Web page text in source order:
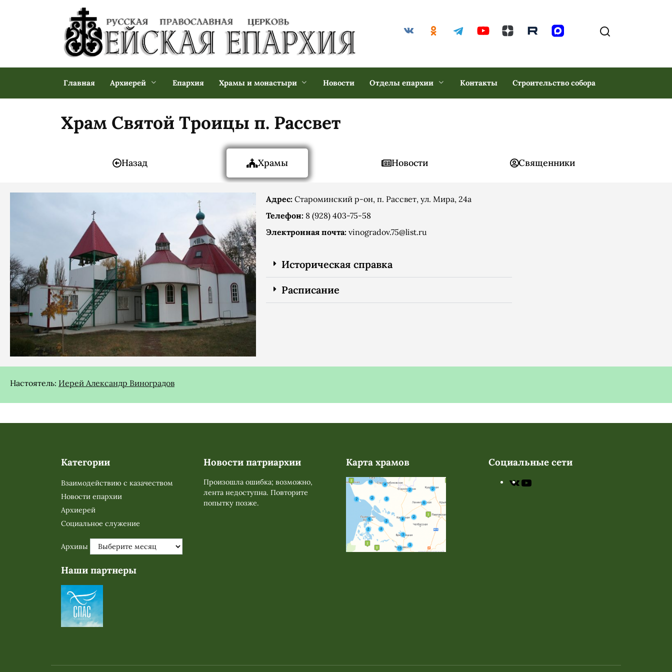
Главная Архиерей Епархия Храмы и монастыри Новости Отделы епархии Контакты Строительство собора
Храм Святой Троицы п. Рассвет
Назад Храмы Новости Священники
Адрес: Староминский р-он, п. Рассвет, ул. Мира, 24а
Телефон: 8 (928) 403-75-58
Электронная почта: vinogradov.75@list.ru
Историческая справка
Расписание
Настоятель: Иерей Александр Виноградов
Категории
Взаимодействию с казачеством
Новости епархии
Архиерей
Социальное служение
Архивы
Наши партнеры
Новости патриархии
Произошла ошибка; возможно,
лента недоступна. Повторите
попытку позже.
Карта храмов Социальные сети